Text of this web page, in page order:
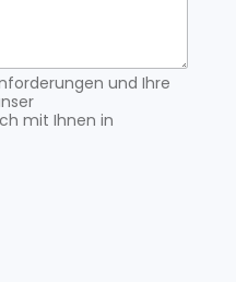
und Ihre
mit Ihnen in